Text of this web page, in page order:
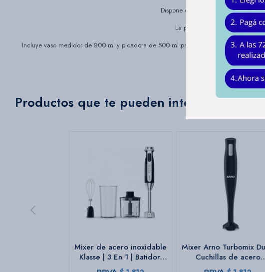
Dispone de 10 velocidades que se
La protección
Incluye vaso medidor de 800 ml y picadora de 500 ml para picar frutos secos,
para el
Productos que te pueden interesar
Mixer de acero inoxidable
Klasse | 3 En 1 | Batidor,
picador y vaso medidor
Mixer Arno Turbomix
Cuchillas de acero
inoxidable | 2